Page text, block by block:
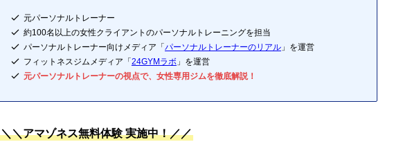
元パーソナルトレーナー
約100名以上の女性クライアントのパーソナルトレーニングを担当
パーソナルトレーナー向けメディア「パーソナルトレーナーのリアル」を運営
フィットネスジムメディア「24GYMラボ」を運営
元パーソナルトレーナーの視点で、女性専用ジムを徹底解説！
＼＼アマゾネス無料体験 実施中！／／